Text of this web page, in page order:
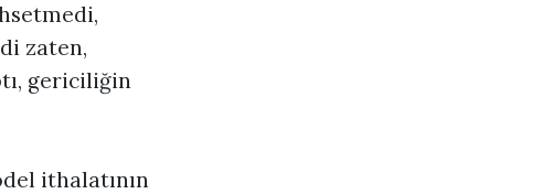
zaten,
gericiliğin
ithalatının